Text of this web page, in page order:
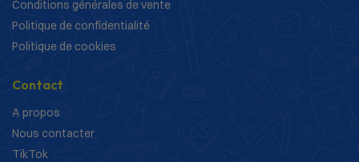
Conditions générales de vente
Politique de confidentialité
Politique de cookies
Contact
A propos
Nous contacter
TikTok